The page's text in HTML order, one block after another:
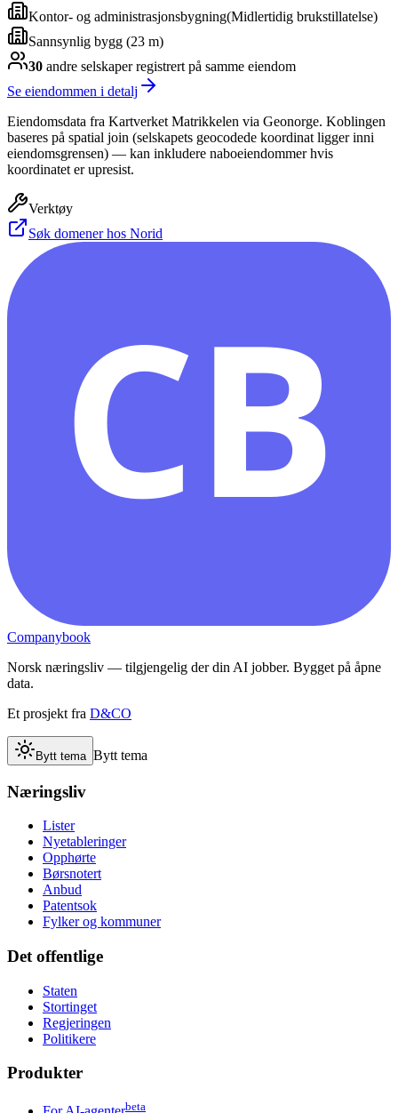
Kontor- og administrasjonsbygning(Midlertidig brukstillatelse)
Sannsynlig bygg (23 m)
30 andre selskaperregistrert på samme eiendom
Se eiendommen i detalj
Eiendomsdata fra Kartverket Matrikkelen via Geonorge. Koblingen
baseres på spatial join (selskapets geocodede koordinat ligger inni
eiendomsgrensen) — kan inkludere naboeiendommer hvis
koordinatet er upresist.
Verktøy
Søk domener hos Norid
CB
Companybook
Norsk næringsliv — tilgjengelig der din AI jobber. Bygget på åpne
data.
Et prosjekt fra D&CO
Bytt tema Bytt tema
Næringsliv
Lister
Nyetableringer
Opphørte
Børsnotert
Anbud
Patentsok
Fylker og kommuner
Det offentlige
Staten
Stortinget
Regjeringen
Politikere
Produkter
beta